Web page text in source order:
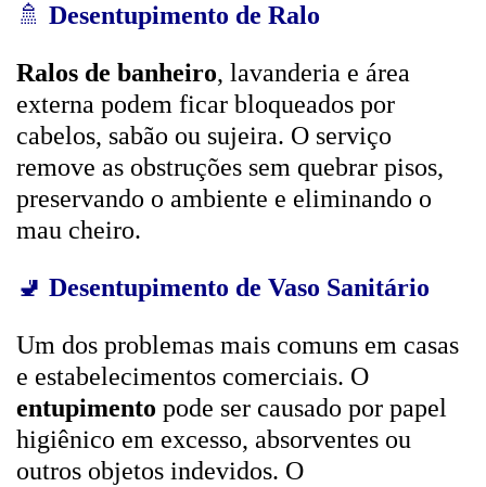
🚿 Desentupimento de Ralo
Ralos de banheiro, lavanderia e área
externa podem ficar bloqueados por
cabelos, sabão ou sujeira. O serviço
remove as obstruções sem quebrar pisos,
preservando o ambiente e eliminando o
mau cheiro.
🚽 Desentupimento de Vaso Sanitário
Um dos problemas mais comuns em casas
e estabelecimentos comerciais. O
entupimento pode ser causado por papel
higiênico em excesso, absorventes ou
outros objetos indevidos. O